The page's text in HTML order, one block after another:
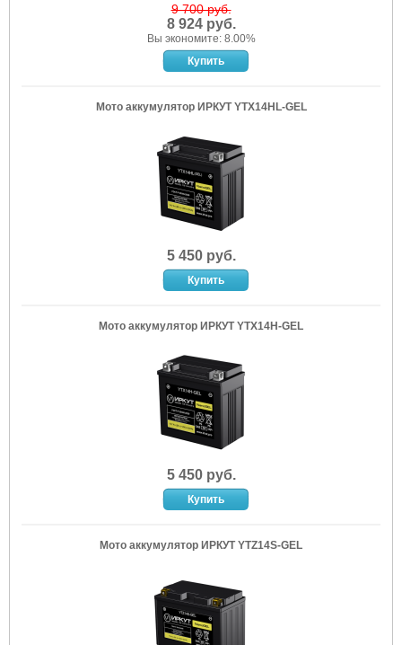
9 700 руб.
8 924 руб.
Вы экономите: 8.00%
Мото аккумулятор ИРКУТ YTX14HL-GEL
5 450 руб.
Мото аккумулятор ИРКУТ YTX14H-GEL
5 450 руб.
Мото аккумулятор ИРКУТ YTZ14S-GEL